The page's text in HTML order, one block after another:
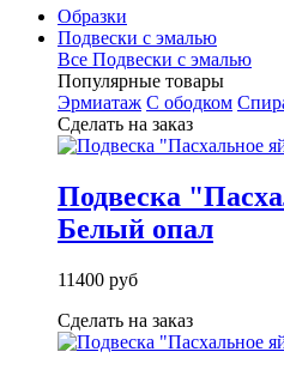
Образки
Подвески с эмалью
Все Подвески с эмалью
Популярные товары
Эрмиатаж С ободком
Сделать на заказ
Подвеска
Белый опал
11400 руб
Сделать на заказ